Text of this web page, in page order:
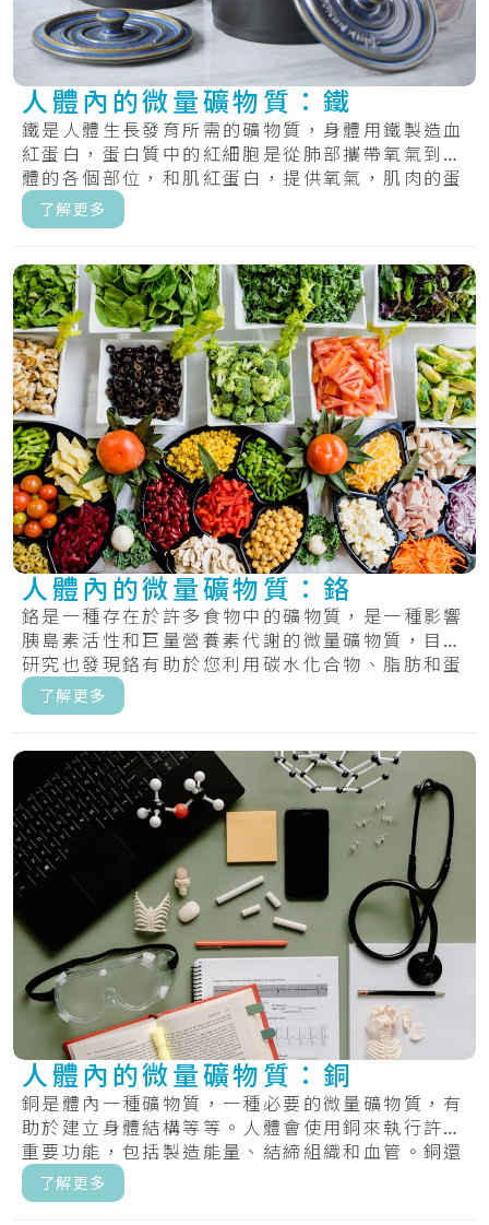
人體內的微量礦物質：鐵
鐵是人體生長發育所需的礦物質，身體用鐵製造血
紅蛋白，蛋白質中的紅細胞是從肺部攜帶氧氣到身
體的各個部位，和肌紅蛋白，提供氧氣，肌肉的蛋
白質.....
了解更多
人體內的微量礦物質：鉻
鉻是一種存在於許多食物中的礦物質，是一種影響
胰島素活性和巨量營養素代謝的微量礦物質，目前
研究也發現鉻有助於您利用碳水化合物、脂肪和蛋
白質.....
了解更多
人體內的微量礦物質：銅
銅是體內一種礦物質，一種必要的微量礦物質，有
助於建立身體結構等等。人體會使用銅來執行許多
重要功能，包括製造能量、結締組織和血管。銅還
有助.....
了解更多